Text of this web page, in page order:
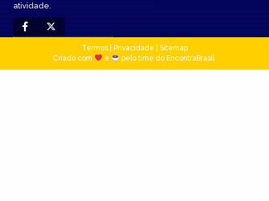
atividade.
Termos| Privacidade
Sitemap
Criado com
e pelo time do EncontraBrasil